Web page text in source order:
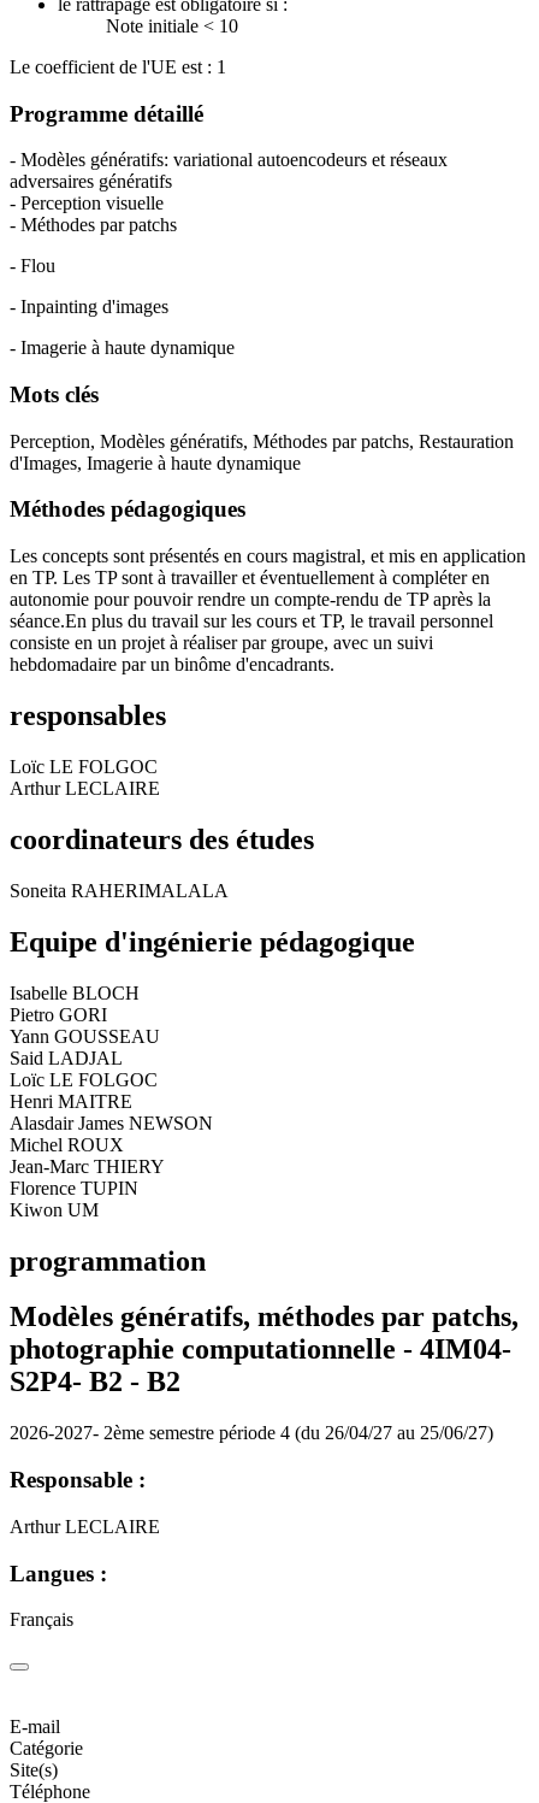
Note initiale < 10
Le coefficient de l'UE est : 1
Programme détaillé
- Modèles génératifs: variational autoencodeurs et réseaux
adversaires génératifs
- Perception visuelle
- Méthodes par patchs
- Flou
- Inpainting d'images
- Imagerie à haute dynamique
Mots clés
Perception, Modèles génératifs, Méthodes par patchs, Restauration
d'Images, Imagerie à haute dynamique
Méthodes pédagogiques
Les concepts sont présentés en cours magistral, et mis en application
en TP. Les TP sont à travailler et éventuellement à compléter en
autonomie pour pouvoir rendre un compte-rendu de TP après la
séance.En plus du travail sur les cours et TP, le travail personnel
consiste en un projet à réaliser par groupe, avec un suivi
hebdomadaire par un binôme d'encadrants.
responsables
Loïc LE FOLGOC
Arthur LECLAIRE
coordinateurs des études
Soneita RAHERIMALALA
Equipe d'ingénierie pédagogique
Isabelle BLOCH
Pietro GORI
Yann GOUSSEAU
Said LADJAL
Loïc LE FOLGOC
Henri MAITRE
Alasdair James NEWSON
Michel ROUX
Jean-Marc THIERY
Florence TUPIN
Kiwon UM
programmation
Modèles génératifs, méthodes par patchs,
photographie computationnelle - 4IM04-
S2P4- B2 - B2
2026-2027- 2ème semestre période 4 (du 26/04/27 au 25/06/27)
Responsable :
Arthur LECLAIRE
Langues :
Français
E-mail
Catégorie
Site(s)
Téléphone